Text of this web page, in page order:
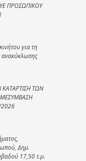
ΠΡΟΣΩΠΙΚΟΥ
για τη
ανακύκλωσης
ΚΑΤΑΡΤΙΣΗ ΤΩΝ
Δημ.
17,50 τ.μ.